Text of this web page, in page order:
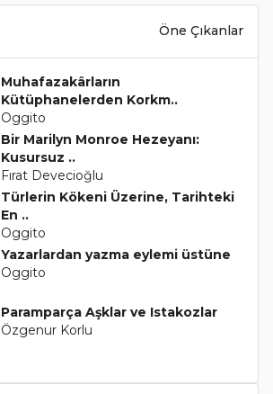
Öne Çıkanlar
Muhafazakârların
Kütüphanelerden Korkm..
Oggito
Bir Marilyn Monroe Hezeyanı:
Kusursuz ..
Fırat Devecioğlu
Türlerin Kökeni Üzerine, Tarihteki
En ..
Oggito
Yazarlardan yazma eylemi üstüne
Oggito
Paramparça Aşklar ve Istakozlar
Özgenur Korlu